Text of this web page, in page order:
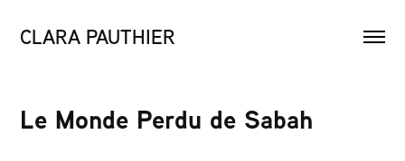
CLARA PAUTHIER
Le Monde Perdu de Sabah